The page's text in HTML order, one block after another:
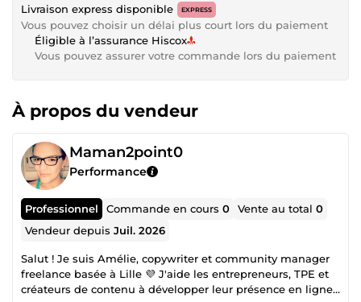
Livraison express disponible EXPRESS
Vous pouvez choisir un délai plus court lors du paiement
Éligible à l’assurance Hiscox
Vous pouvez assurer votre commande lors du paiement
À propos du vendeur
Maman2point0
Performance
Professionnel Commande en cours0 Vente au total0
Vendeur depuisJuil. 2026
Salut ! Je suis Amélie, copywriter et community manager
freelance basée à Lille 💜 J'aide les entrepreneurs, TPE et
créateurs de contenu à développer leur présence en ligne